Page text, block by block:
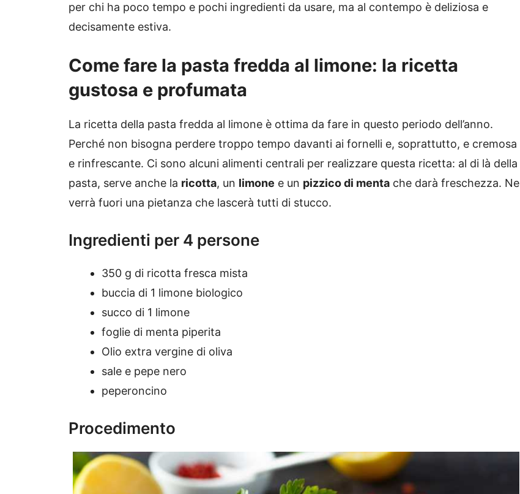
per chi ha poco tempo e pochi ingredienti da usare, ma al contempo è deliziosa e
decisamente estiva.
Come fare la pasta fredda al limone: la ricetta
gustosa e profumata
La ricetta della pasta fredda al limone è ottima da fare in questo periodo dell’anno.
Perché non bisogna perdere troppo tempo davanti ai fornelli e, soprattutto, e cremosa
e rinfrescante. Ci sono alcuni alimenti centrali per realizzare questa ricetta: al di là della
pasta, serve anche la ricotta, un limone e un pizzico di menta che darà freschezza. Ne
verrà fuori una pietanza che lascerà tutti di stucco.
Ingredienti per 4 persone
350 g di ricotta fresca mista
buccia di 1 limone biologico
succo di 1 limone
foglie di menta piperita
Olio extra vergine di oliva
sale e pepe nero
peperoncino
Procedimento